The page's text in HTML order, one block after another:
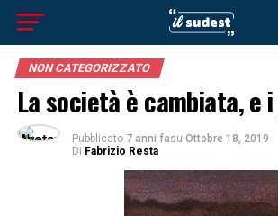
NON CATEGORIZZATO
La società è cambiata, e
Pubblicato 7 anni fasu Ottobre 18, 2019
Di Fabrizio Resta